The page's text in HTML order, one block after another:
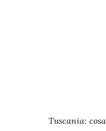
Tuscania: